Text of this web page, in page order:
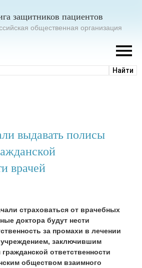
защитников пациентов
общественная организация
выдавать полисы
врачей
страховаться от врачебных
доктора будут нести
за промахи в лечении
заключившим
ответственности
обществом взаимного